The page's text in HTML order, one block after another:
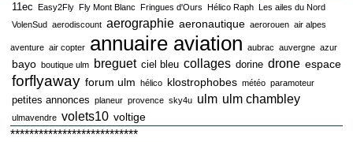
11ec Easy2Fly Fly Mont Blanc Fringues d'Ours Hélico Raph Les ailes du Nord
VolenSud aerodiscount aerographie aeronautique aerorouen air alpes
aventure air copter annuaire aviation aubrac auvergne azur
bayo boutique ulm breguet ciel bleu collages dorine drone espace
forflyaway forum ulm hélico klostrophobes météo paramoteur
petites annonces planeur provence sky4u ulm ulm chambley
ulmavendre volets10 voltige
***************************